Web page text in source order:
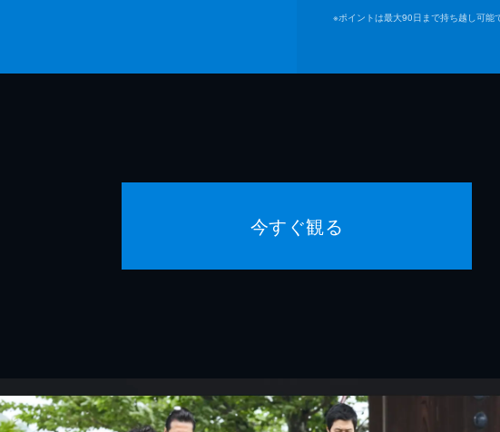
※ポイントは最大90日まで持ち越し可能
今すぐ観る